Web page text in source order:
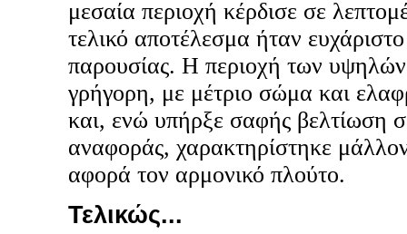
μεσαία περιοχή κέρδισε σε
τελικό αποτέλεσμα ήταν
παρουσίας. Η περιοχή των
γρήγορη, με μέτριο σώμα και
και, ενώ υπήρξε σαφής βελτίωση
αναφοράς, χαρακτηρίστηκε
αφορά τον αρμονικό πλούτο.
Τελικώς...